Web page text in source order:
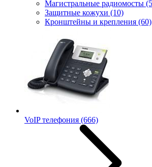
Магистральные радиомосты
Защитные кожухи (10)
Кронштейны и крепления (60)
VoIP телефония (666)